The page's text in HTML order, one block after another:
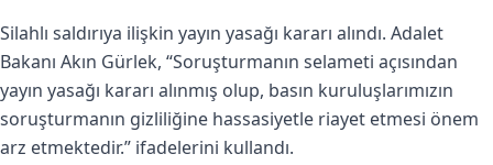
Silahlı saldırıya ilişkin yayın yasağı kararı alındı. Adalet
Bakanı Akın Gürlek, “Soruşturmanın selameti açısından
yayın yasağı kararı alınmış olup, basın kuruluşlarımızın
soruşturmanın gizliliğine hassasiyetle riayet etmesi önem
arz etmektedir.” ifadelerini kullandı.